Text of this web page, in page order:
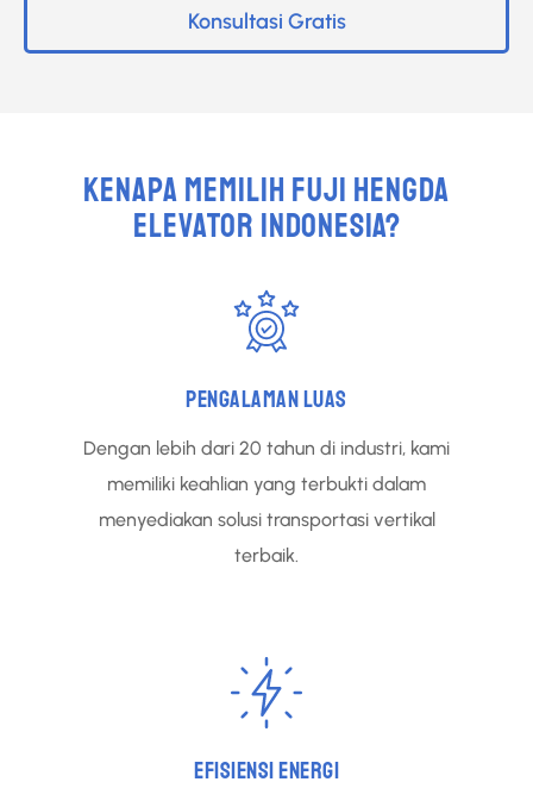
Konsultasi Gratis
KENAPA MEMILIH FUJI HENGDA
ELEVATOR INDONESIA?
PENGALAMAN LUAS
Dengan lebih dari 20 tahun di industri, kami
memiliki keahlian yang terbukti dalam
menyediakan solusi transportasi vertikal
terbaik.
EFISIENSI ENERGI